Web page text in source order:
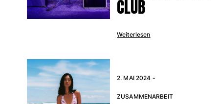
CLUB
Weiterlesen
2. MAI 2024 -
ZUSAMMENARBEIT